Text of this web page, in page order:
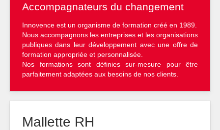
Accompagnateurs du changement
Innovence est un organisme de formation créé en 1989.
Nous accompagnons les entreprises et les organisations
publiques dans leur développement avec une offre de
formation appropriée et personnalisée.
Nos formations sont définies sur-mesure pour être
parfaitement adaptées aux besoins de nos clients.
Mallette RH